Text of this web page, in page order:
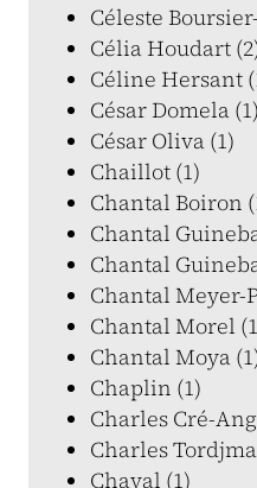
Céleste
Célia Houdart
Céline Hersant
César Domela (1)
César Oliva (1)
Chaillot (1)
Chantal Boiron
Chantal
Chantal
Chantal Meyer-
Chantal Morel
Chantal Moya
Chaplin (1)
Charles Cré-
Charles
Chaval (1)